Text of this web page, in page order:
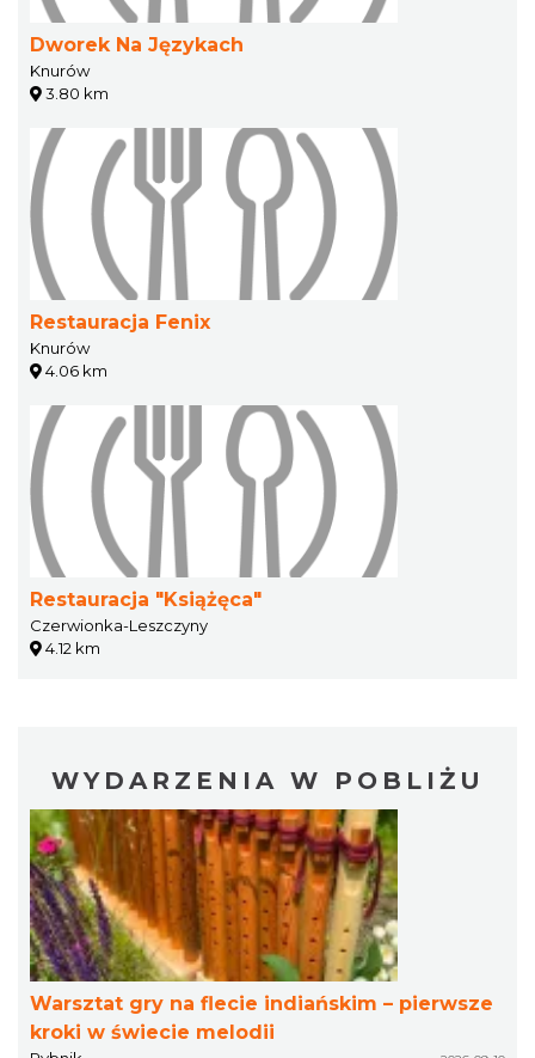
Dworek Na Językach
Knurów
3.80 km
Restauracja Fenix
Knurów
4.06 km
Restauracja "Książęca"
Czerwionka-Leszczyny
4.12 km
WYDARZENIA W POBLIŻU
Warsztat gry na flecie indiańskim – pierwsze
kroki w świecie melodii